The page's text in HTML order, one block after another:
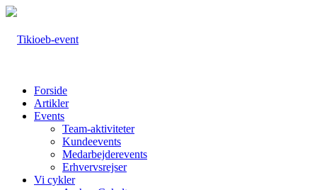
Forside
Artikler
Events
Team-aktiviteter
Kundeevents
Medarbejderevents
Erhvervsrejser
Vi cykler